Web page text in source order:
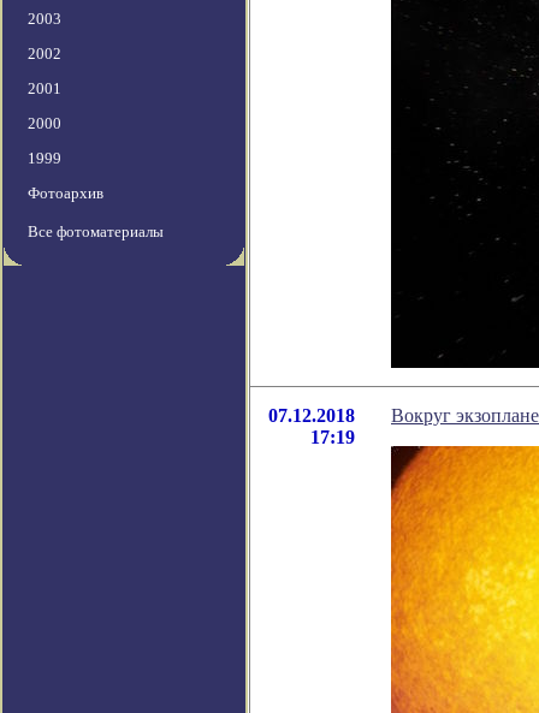
2003
2002
2001
2000
1999
Фотоархив
Все фотоматериалы
07.12.2018
17:19
Вокруг